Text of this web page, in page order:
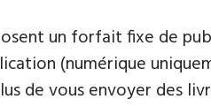
un forfait fixe de
(numérique
de vous envoyer des